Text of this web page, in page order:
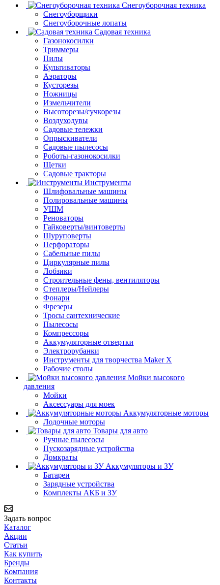
Снегоуборочная техника
Снегоуборщики
Снегоуборочные лопаты
Садовая техника
Газонокосилки
Триммеры
Пилы
Культиваторы
Аэраторы
Кусторезы
Ножницы
Измельчители
Высоторезы/сучкорезы
Воздуходувы
Садовые тележки
Опрыскиватели
Садовые пылесосы
Роботы-газонокосилки
Щетки
Садовые тракторы
Инструменты
Шлифовальные машины
Полировальные машины
УШМ
Реноваторы
Гайковерты/винтоверты
Шуруповерты
Перфораторы
Сабельные пилы
Циркулярные пилы
Лобзики
Строительные фены, вентиляторы
Степлеры/Нейлеры
Фонари
Фрезеры
Тросы сантехнические
Пылесосы
Компрессоры
Аккумуляторные отвертки
Электрорубанки
Инструменты для творчества Maker X
Рабочие столы
Мойки высокого
давления
Мойки
Аксессуары для моек
Аккумуляторные моторы
Лодочные моторы
Товары для авто
Ручные пылесосы
Пускозарядные устройства
Домкраты
Аккумуляторы и ЗУ
Батареи
Зарядные устройства
Комплекты АКБ и ЗУ
Задать вопрос
Каталог
Акции
Статьи
Как купить
Бренды
Компания
Контакты